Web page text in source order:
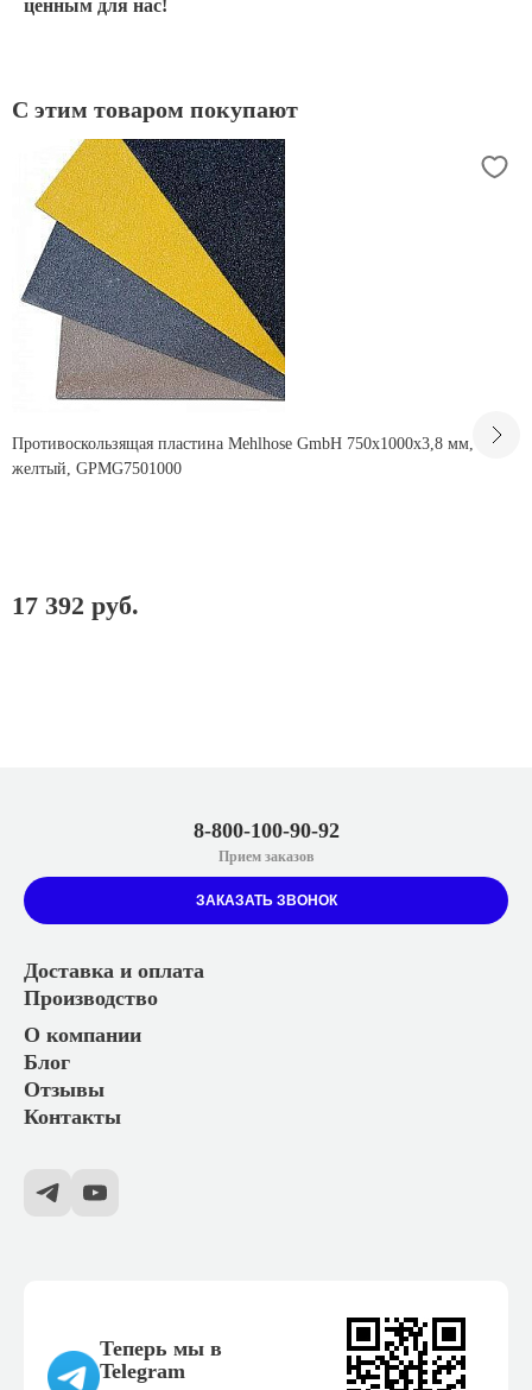
ценным для нас!
С этим товаром покупают
Противоскользящая пластина Mehlhose GmbH 750х1000х3,8 мм, цвет
желтый, GPMG7501000
17 392 руб.
Доставка и оплата
Производство
О компании
Блог
Отзывы
Контакты
8-800-100-90-92
Прием заказов
ЗАКАЗАТЬ ЗВОНОК
Теперь мы в
Telegram